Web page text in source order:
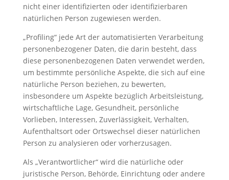
nicht einer identifizierten oder identifizierbaren
natürlichen Person zugewiesen werden.
„Profiling“ jede Art der automatisierten Verarbeitung
personenbezogener Daten, die darin besteht, dass
diese personenbezogenen Daten verwendet werden,
um bestimmte persönliche Aspekte, die sich auf eine
natürliche Person beziehen, zu bewerten,
insbesondere um Aspekte bezüglich Arbeitsleistung,
wirtschaftliche Lage, Gesundheit, persönliche
Vorlieben, Interessen, Zuverlässigkeit, Verhalten,
Aufenthaltsort oder Ortswechsel dieser natürlichen
Person zu analysieren oder vorherzusagen.
Als „Verantwortlicher“ wird die natürliche oder
juristische Person, Behörde, Einrichtung oder andere